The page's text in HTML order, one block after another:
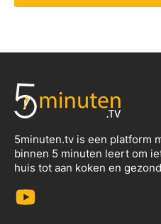
5minuten.tv is een platform
binnen 5 minuten leert om
huis tot aan koken en